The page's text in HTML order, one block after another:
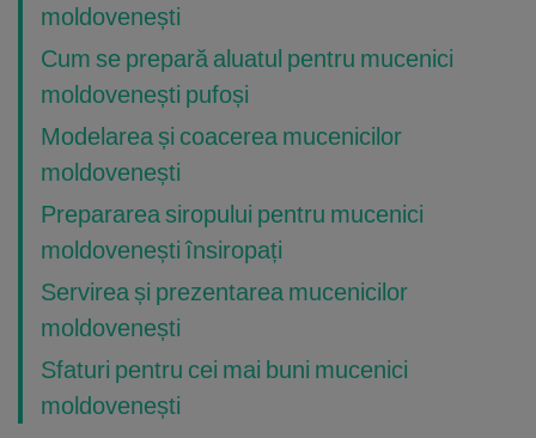
moldovenești
Cum se prepară aluatul pentru mucenici
moldovenești pufoși
Modelarea și coacerea mucenicilor
moldovenești
Prepararea siropului pentru mucenici
moldovenești însiropați
Servirea și prezentarea mucenicilor
moldovenești
Sfaturi pentru cei mai buni mucenici
moldovenești